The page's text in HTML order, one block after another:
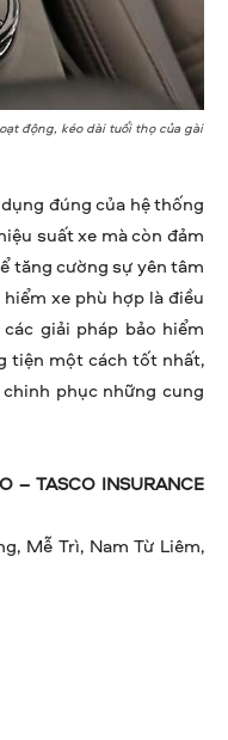
động, kéo dài tuổi thọ của gài
đúng của hệ thống
suất xe mà còn đảm
tăng cường sự yên tâm
xe phù hợp là điều
giải pháp bảo hiểm
tiện một cách tốt nhất,
phục những cung
– TASCO INSURANCE
Mễ Trì, Nam Từ Liêm,